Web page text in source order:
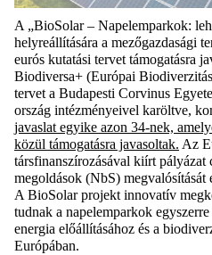
A „BioSolar – Napelemparkok:
helyreállítására a mezőgazdasági
eurós kutatási tervet támogatásra
Biodiversa+ (Európai
tervet a Budapesti Corvinus
ország intézményeivel karöltve,
javaslat egyike azon 34-nek,
közül támogatásra javasoltak. Az
társfinanszírozásával kiírt pályázat
megoldások (NbS) megvalósítását
A BioSolar projekt innovatív
tudnak a napelemparkok
energia előállításához és a
Európában.